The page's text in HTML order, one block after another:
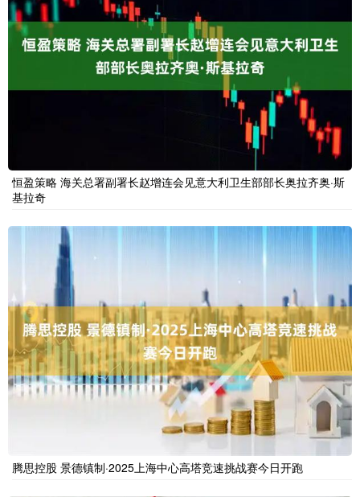
恒盈策略 海关总署副署长赵增连会见意大利卫生部部长奥拉齐奥·斯
基拉奇
腾思控股 景德镇制·2025上海中心高塔竞速挑战赛今日开跑